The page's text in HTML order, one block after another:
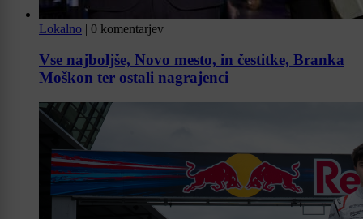
Lokalno | 0 komentarjev
Vse najboljše, Novo mesto, in čestitke, Branka
Moškon ter ostali nagrajenci